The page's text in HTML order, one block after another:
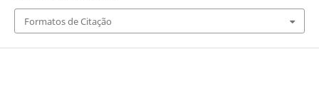
Formatos de Citação